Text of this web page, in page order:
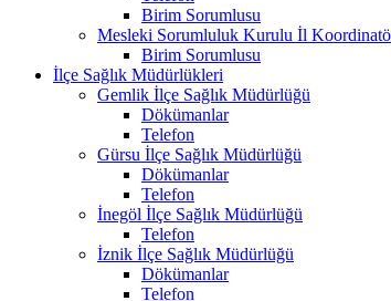
Birim Sorumlusu
Mesleki Sorumluluk Kurulu İl
Birim Sorumlusu
İlçe Sağlık Müdürlükleri
Gemlik İlçe Sağlık Müdürlüğü
Dökümanlar
Telefon
Gürsu İlçe Sağlık Müdürlüğü
Dökümanlar
Telefon
İnegöl İlçe Sağlık Müdürlüğü
Telefon
İznik İlçe Sağlık Müdürlüğü
Dökümanlar
Telefon